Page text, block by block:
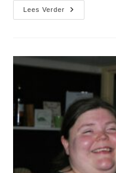
Lees Verder
Tournament
Update: